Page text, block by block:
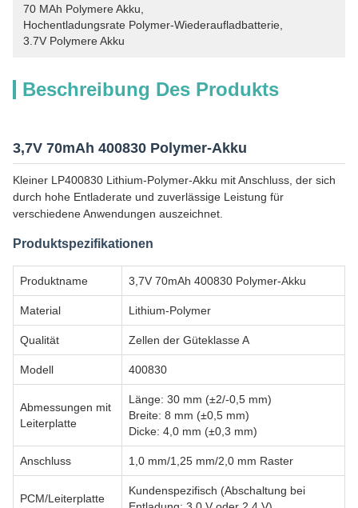
70 MAh Polymere Akku
Hochentladungsrate Polymer-Wiederaufladbatterie
3.7V Polymere Akku
Beschreibung Des Produkts
3,7V 70mAh 400830 Polymer-Akku
Kleiner LP400830 Lithium-Polymer-Akku mit Anschluss, der sich
durch hohe Entladerate und zuverlässige Leistung für
verschiedene Anwendungen auszeichnet.
Produktspezifikationen
Produktname 3,7V 70mAh 400830 Polymer-Akku
Material Lithium-Polymer
Qualität Zellen der Güteklasse A
Modell 400830
Abmessungen mit
Leiterplatte
Länge: 30 mm (±2/-0,5 mm)
Breite: 8 mm (±0,5 mm)
Dicke: 4,0 mm (±0,3 mm)
Anschluss 1,0 mm/1,25 mm/2,0 mm Raster
PCM/Leiterplatte
Kundenspezifisch (Abschaltung bei